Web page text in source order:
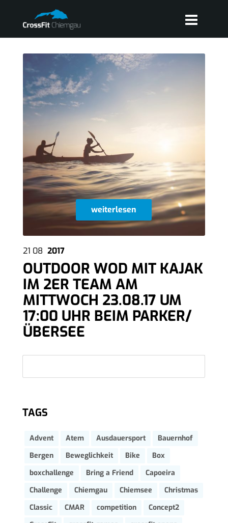
weiterlesen
21 08 2017
OUTDOOR WOD MIT KAJAK
IM 2ER TEAM AM
MITTWOCH 23.08.17 UM
17:00 UHR BEIM PARKER/
ÜBERSEE
TAGS
Advent Atem Ausdauersport
Bauernhof
Bergen
Beweglichkeit Bike
Box
boxchallenge
Bring a Friend
Capoeira
Challenge
Chiemgau Chiemsee
Christmas
Classic
CMAR competition
Concept2